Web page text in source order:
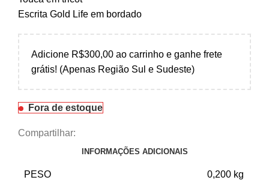
Escrita Gold Life em bordado
Adicione R$300,00 ao carrinho e ganhe frete
grátis! (Apenas Região Sul e Sudeste)
Fora de estoque
Compartilhar:
INFORMAÇÕES ADICIONAIS
PESO 0,200 kg